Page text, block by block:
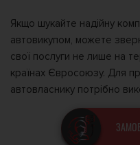
Якщо шукайте надійну
автовикупом, можете
свої послуги не лише на
країнах Євросоюзу. Для
автовласнику потрібно